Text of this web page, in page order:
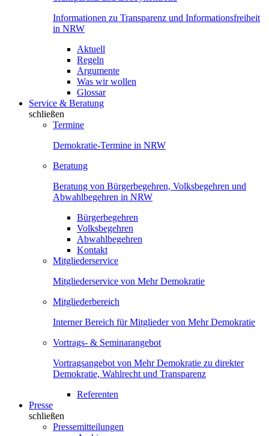
Informationen zu Transparenz und Informationsfreiheit
in NRW
Aktuell
Regeln
Argumente
Was wir wollen
Glossar
Service & Beratung
schließen
Termine
Demokratie-Termine in NRW
Beratung
Beratung von Bürgerbegehren, Volksbegehren und
Abwahlbegehren in NRW
Bürgerbegehren
Volksbegehren
Abwahlbegehren
Kontakt
Mitgliederservice
Mitgliederservice von Mehr Demokratie
Mitgliederbereich
Interner Bereich für Mitglieder von Mehr Demokratie
Vortrags- & Seminarangebot
Vortragsangebot von Mehr Demokratie zu direkter
Demokratie, Wahlrecht und Transparenz
Referenten
Presse
schließen
Pressemitteilungen